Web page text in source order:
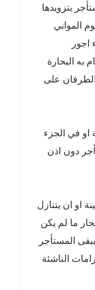
بتزويدها
المواني
اجور
به البحارة
على
او في الجزء
دون اذن
او ان يتنازل
ما لم يكن
المستأجر
الناشئة